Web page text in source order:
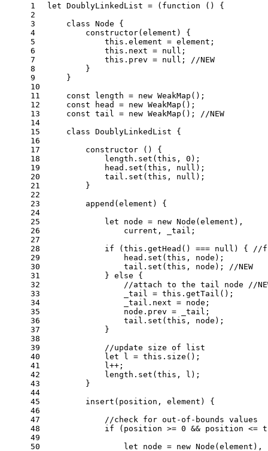
1
2
3
4
5
6
7
8
9
10
11
12
13
14
15
16
17
18
19
20
21
22
23
24
25
26
27
28
29
30
31
32
33
34
35
36
37
38
39
40
41
42
43
44
45
46
47
48
49
50
let DoublyLinkedList = ( function ( ) {
class Node {
constructor( element ) {
this . element = element;
this . next = null ;
this . prev = null ;
//NEW
        }
    }
const length = new WeakMap ();
const head = new WeakMap ();
const tail = new WeakMap ();
//NEW
class DoublyLinkedList {
constructor ( ) {
            length.
set ( this , 0 );
            head.
set ( this , null );
            tail.
set ( this , null );
        }
append ( element ) {
let node = new Node (element),
                current, _tail;
if ( this . getHead () === null ) {
//
                head.
set ( this , node);
                tail.
set ( this , node);
//NEW
            }
else {
//attach to the tail node //
                _tail =
this . getTail ();
                _tail.
next = node;
                node.
prev = _tail;
                tail.
set ( this , node);
            }
//update size of list
let l = this . size ();
            l++;
            length.
set ( this , l);
        }
insert ( position, element ) {
//check for out-of-bounds values
if (position >= 0 && position <=
let node = new Node (element),